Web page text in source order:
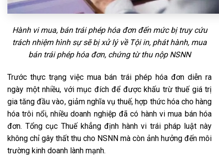
Hành vi mua, bán trái phép hóa đơn đến mức bị truy cứu
trách nhiệm hình sự sẽ bị xử lý về Tội in, phát hành, mua
bán trái phép hóa đơn, chứng từ thu nộp NSNN
Trước thực trạng việc mua bán trái phép hóa đơn diễn ra
ngày một nhiều, với mục đích để được khấu trừ thuế giá trị
gia tăng đầu vào, giảm nghĩa vụ thuế, hợp thức hóa cho hàng
hóa trôi nổi, nhiều doanh nghiệp đã có hành vi mua bán hóa
đơn. Tổng cục Thuế khẳng định hành vi trái pháp luật này
không chỉ gây thất thu cho NSNN mà còn ảnh hưởng đến môi
trường kinh doanh lành mạnh.